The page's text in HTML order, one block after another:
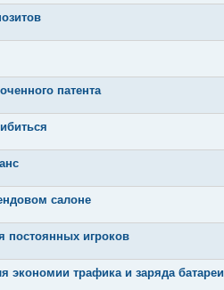
патента
салоне
постоянных игроков
экономии трафика и заряда батареи